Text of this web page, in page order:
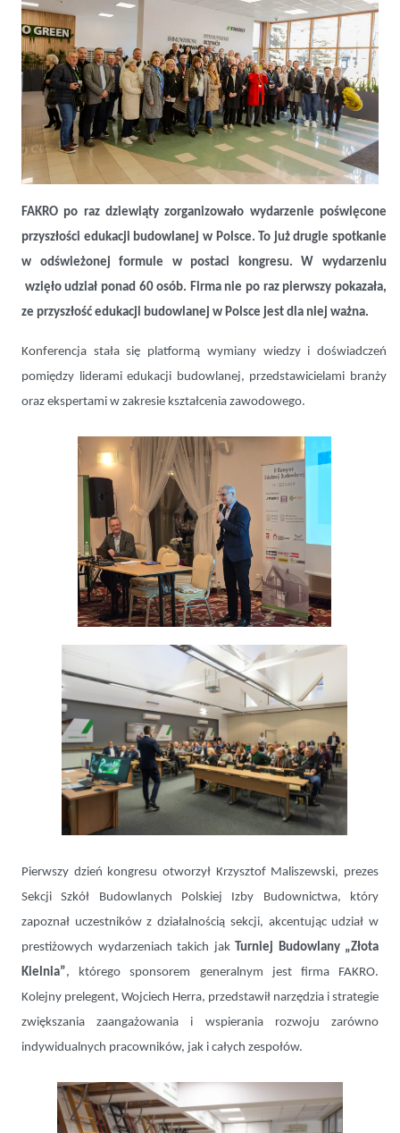
FAKRO po raz dziewiąty zorganizowało wydarzenie poświęcone
przyszłości edukacji budowlanej w Polsce. To już drugie spotkanie
w odświeżonej formule w postaci kongresu. W wydarzeniu
wzięło udział ponad 60 osób. Firma nie po raz pierwszy pokazała,
ze przyszłość edukacji budowlanej w Polsce jest dla niej ważna.
Konferencja stała się platformą wymiany wiedzy i doświadczeń
pomiędzy liderami edukacji budowlanej, przedstawicielami branży
oraz ekspertami w zakresie kształcenia zawodowego.
Pierwszy dzień kongresu otworzył Krzysztof Maliszewski, prezes
Sekcji Szkół Budowlanych Polskiej Izby Budownictwa, który
zapoznał uczestników z działalnością sekcji, akcentując udział w
prestiżowych wydarzeniach takich jak Turniej Budowlany „Złota
Kielnia”, którego sponsorem generalnym jest firma FAKRO.
Kolejny prelegent, Wojciech Herra, przedstawił narzędzia i strategie
zwiększania zaangażowania i wspierania rozwoju zarówno
indywidualnych pracowników, jak i całych zespołów.